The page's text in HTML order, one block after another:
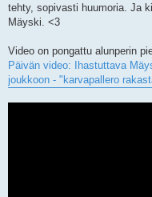
t
i
tehty, sopivasti huumoria. Ja
Mäyski. <3
Video on pongattu alunperin
Päivän video: Ihastuttava
joukkoon - "karvapallero